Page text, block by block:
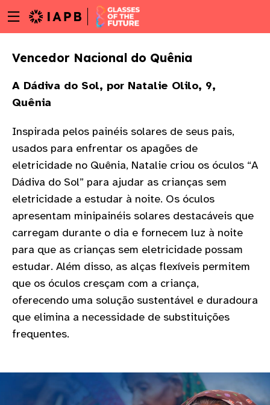
to
content
Menu
toggle
Vencedor Nacional do Quênia
A Dádiva do Sol, por Natalie Olilo, 9,
Quênia
Inspirada pelos painéis solares de seus pais,
usados para enfrentar os apagões de
eletricidade no Quênia, Natalie criou os óculos “A
Dádiva do Sol” para ajudar as crianças sem
eletricidade a estudar à noite. Os óculos
apresentam minipainéis solares destacáveis que
carregam durante o dia e fornecem luz à noite
para que as crianças sem eletricidade possam
estudar. Além disso, as alças flexíveis permitem
que os óculos cresçam com a criança,
oferecendo uma solução sustentável e duradoura
que elimina a necessidade de substituições
frequentes.